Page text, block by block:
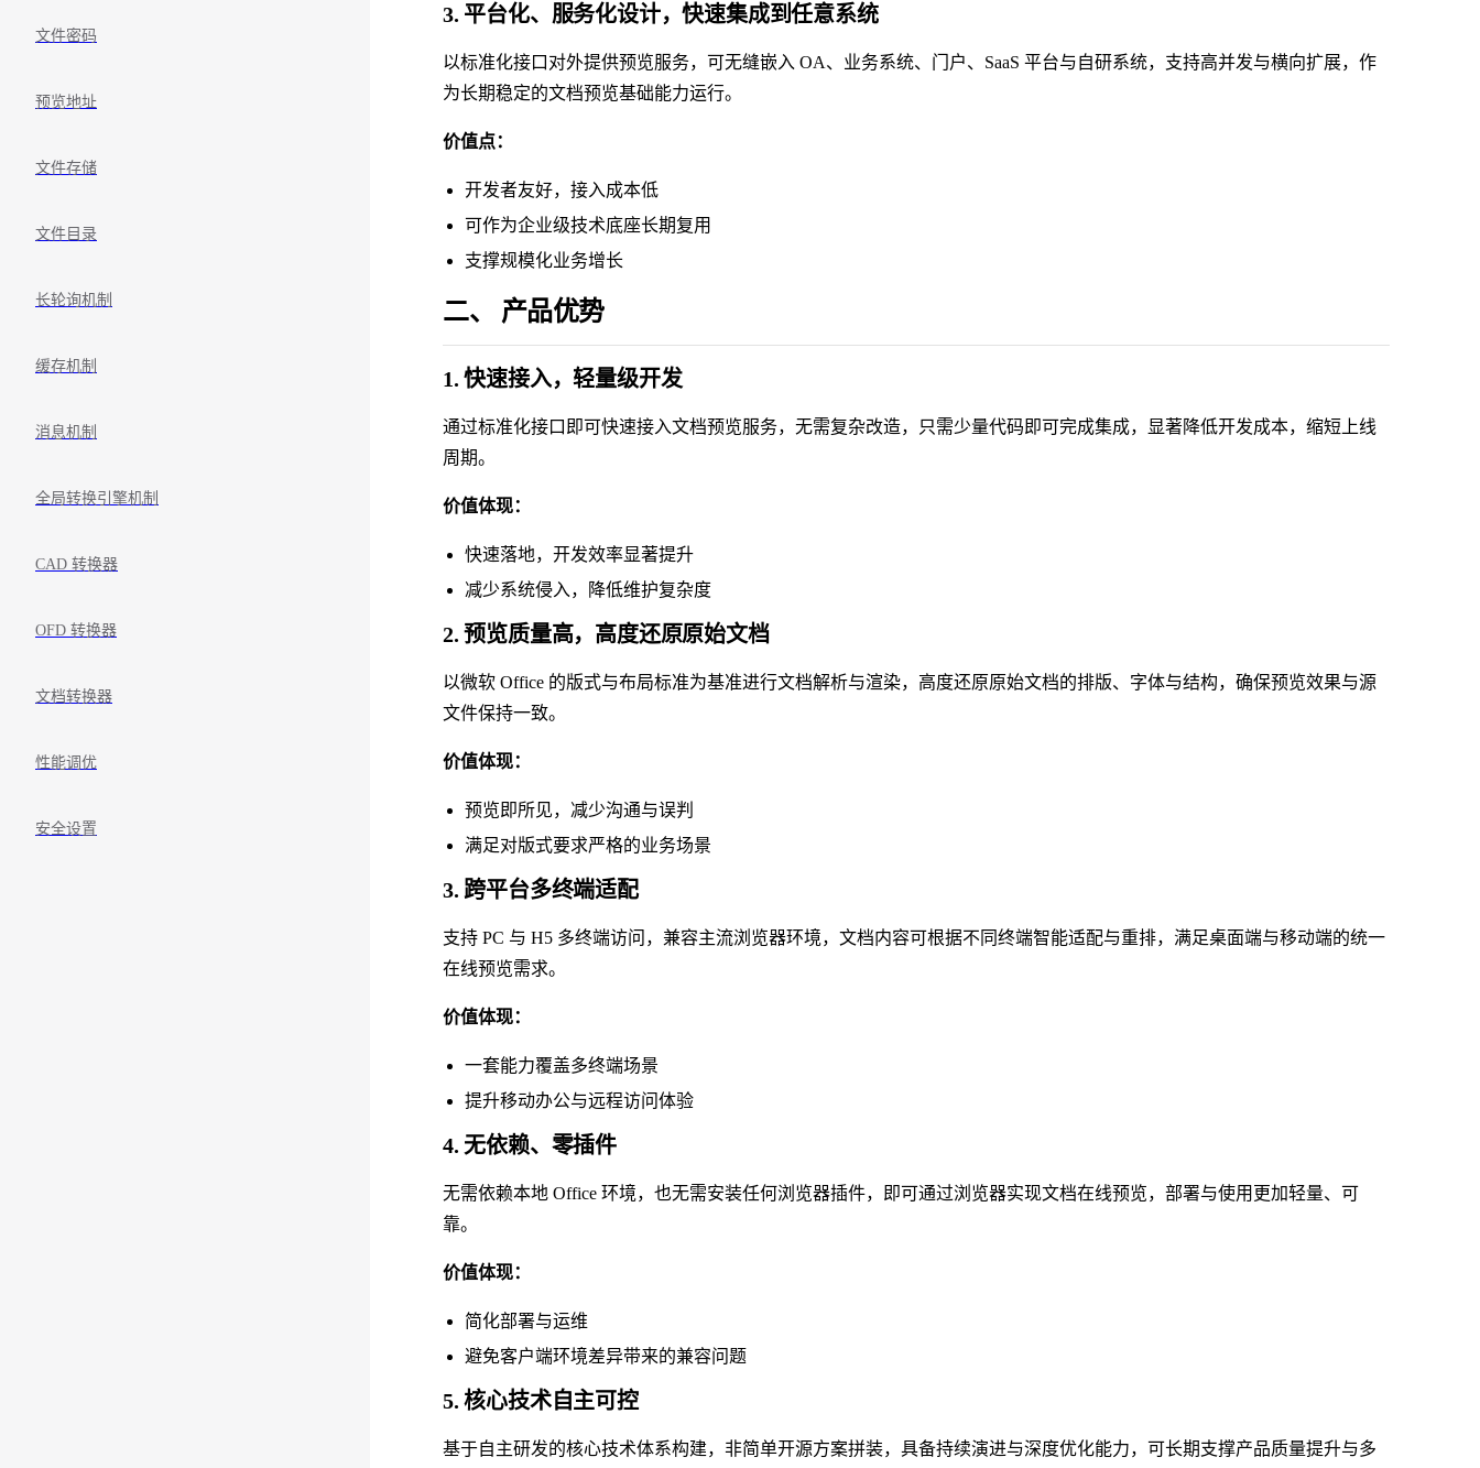
文件密码
预览地址
文件存储
文件目录
长轮询机制
缓存机制
消息机制
全局转换引擎机制
CAD 转换器
OFD 转换器
文档转换器
性能调优
安全设置
3. 平台化、服务化设计，快速集成到任意系统
以标准化接口对外提供预览服务，可无缝嵌入 OA、业务系统、门户、SaaS 平台与自研系统，支持高并发与横向扩展，作
为长期稳定的文档预览基础能力运行。
价值点：
开发者友好，接入成本低
可作为企业级技术底座长期复用
支撑规模化业务增长
二、 产品优势
1. 快速接入，轻量级开发
通过标准化接口即可快速接入文档预览服务，无需复杂改造，只需少量代码即可完成集成，显著降低开发成本，缩短上线
周期。
价值体现：
快速落地，开发效率显著提升
减少系统侵入，降低维护复杂度
2. 预览质量高，高度还原原始文档
以微软 Office 的版式与布局标准为基准进行文档解析与渲染，高度还原原始文档的排版、字体与结构，确保预览效果与源
文件保持一致。
价值体现：
预览即所见，减少沟通与误判
满足对版式要求严格的业务场景
3. 跨平台多终端适配
支持 PC 与 H5 多终端访问，兼容主流浏览器环境，文档内容可根据不同终端智能适配与重排，满足桌面端与移动端的统一
在线预览需求。
价值体现：
一套能力覆盖多终端场景
提升移动办公与远程访问体验
4. 无依赖、零插件
无需依赖本地 Office 环境，也无需安装任何浏览器插件，即可通过浏览器实现文档在线预览，部署与使用更加轻量、可
靠。
价值体现：
简化部署与运维
避免客户端环境差异带来的兼容问题
5. 核心技术自主可控
基于自主研发的核心技术体系构建，非简单开源方案拼装，具备持续演进与深度优化能力，可长期支撑产品质量提升与多